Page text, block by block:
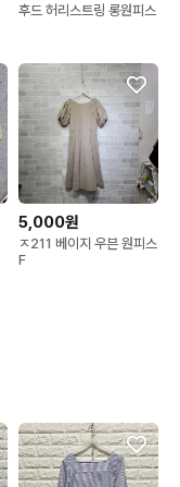
후드 허리스트링 롱원피스
5,000원
ㅈ211 베이지 우븐 원피스
F